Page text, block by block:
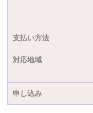
支払い方法
対応地域
申し込み